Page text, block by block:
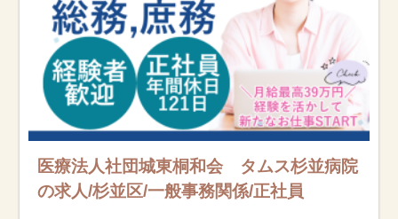
医療法人社団城東桐和会 タムス杉並病院
の求人/杉並区/一般事務関係/正社員